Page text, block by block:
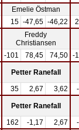
Emelie Östman
15 -47,65 -46,22
Freddy
Christiansen
-101 78,45 74,50 -
Petter Ranefall
35 2,67 3,62
Petter Ranefall
162 -1,17 2,67